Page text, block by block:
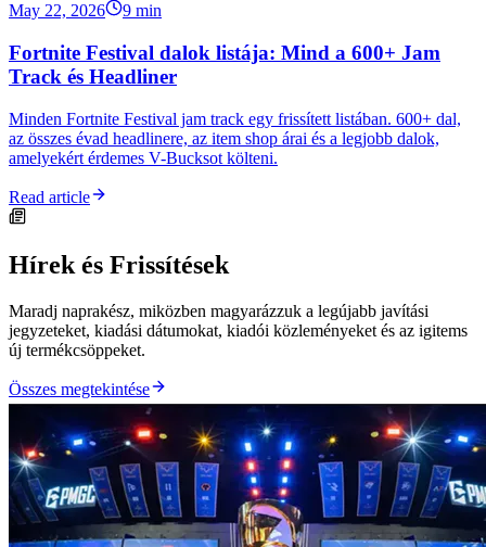
May 22, 2026
9 min
Fortnite Festival dalok listája: Mind a 600+ Jam
Track és Headliner
Minden Fortnite Festival jam track egy frissített listában. 600+ dal,
az összes évad headlinere, az item shop árai és a legjobb dalok,
amelyekért érdemes V-Bucksot költeni.
Read article
Hírek és Frissítések
Maradj naprakész, miközben magyarázzuk a legújabb javítási
jegyzeteket, kiadási dátumokat, kiadói közleményeket és az igitems
új termékcsöppeket.
Összes megtekintése